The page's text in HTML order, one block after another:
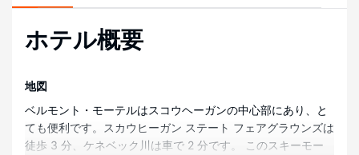
ホテル概要
地図
ベルモント・モーテルはスコウヘーガンの中心部にあり、と
ても便利です。スカウヒーガン ステート フェアグラウンズは
徒歩 3 分、ケネベック川は車で 2 分です。 このスキーモー